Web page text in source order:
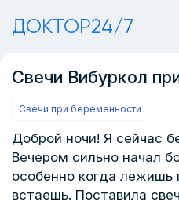
ДОКТОР24/7
Свечи Вибуркол
Свечи при беременности
Доброй ночи! Я сейчас
Вечером сильно начал
особенно когда лежишь
встаешь. Поставила